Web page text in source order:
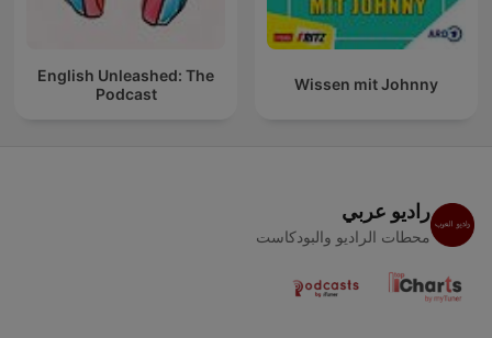
Wissen mit Johnny
English Unleashed: The
Podcast
راديو عربي
محطات الراديو والبودكاست